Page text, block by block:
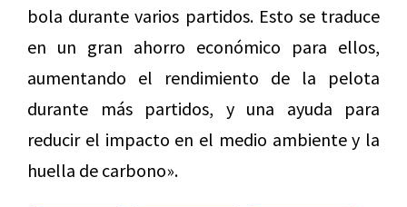
bola durante varios partidos. Esto se traduce
en un gran ahorro económico para ellos,
aumentando el rendimiento de la pelota
durante más partidos, y una ayuda para
reducir el impacto en el medio ambiente y la
huella de carbono».